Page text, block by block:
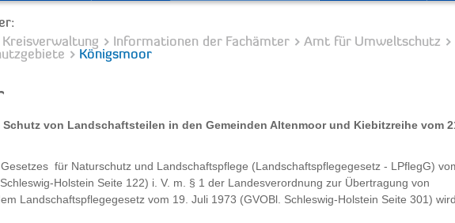
Kreisverwaltung Informationen der Fachämter Amt für Umweltschutz
Königsmoor
von Landschaftsteilen in den Gemeinden Altenmoor und Kiebitzreihe vom
für Naturschutz und Landschaftspflege (Landschaftspflegegesetz - LPflegG)
Holstein Seite 122) i. V. m. § 1 der Landesverordnung zur Übertragung von
Landschaftspflegegesetz vom 19. Juli 1973 (GVOBl. Schleswig-Holstein Seite 301) wird